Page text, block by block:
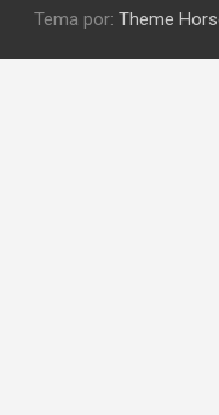
Tema por: Theme